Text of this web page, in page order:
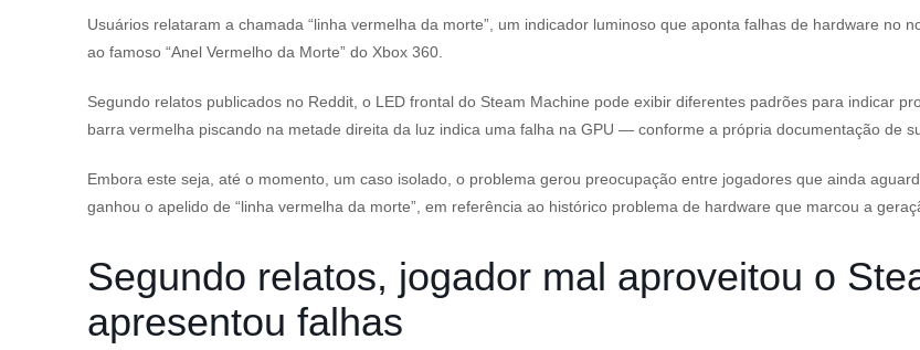
Usuários relataram a chamada “linha vermelha da morte”, um indicador luminoso que aponta falhas de hardware no
ao famoso “Anel Vermelho da Morte” do Xbox 360.
Segundo relatos publicados no Reddit, o LED frontal do Steam Machine pode exibir diferentes padrões para indicar
barra vermelha piscando na metade direita da luz indica uma falha na GPU — conforme a própria documentação de
Embora este seja, até o momento, um caso isolado, o problema gerou preocupação entre jogadores que ainda
ganhou o apelido de “linha vermelha da morte”, em referência ao histórico problema de hardware que marcou a
Segundo relatos, jogador mal aproveitou o
apresentou falhas